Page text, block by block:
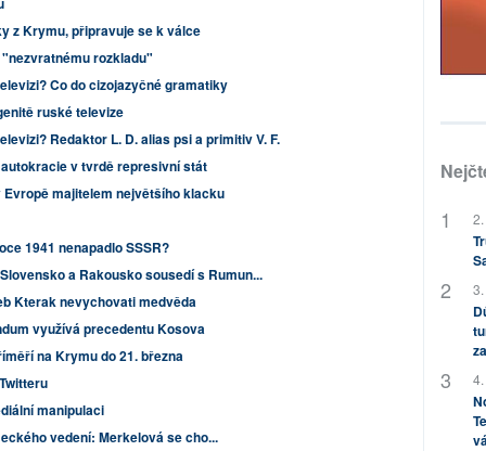
z Krymu, připravuje se k válce
rozkladu"
Co do cizojazyčné gramatiky
ruské televize
Redaktor L. D. alias psi a primitiv V. F.
v tvrdě represivní stát
Evropě majitelem největšího klacku
1941 nenapadlo SSSR?
a Rakousko sousedí s Rumun...
Kterak nevychovati medvěda
využívá precedentu Kosova
na Krymu do 21. března
manipulaci
vedení: Merkelová se cho...